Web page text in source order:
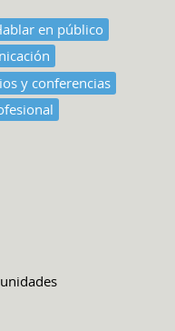
en público
y conferencias